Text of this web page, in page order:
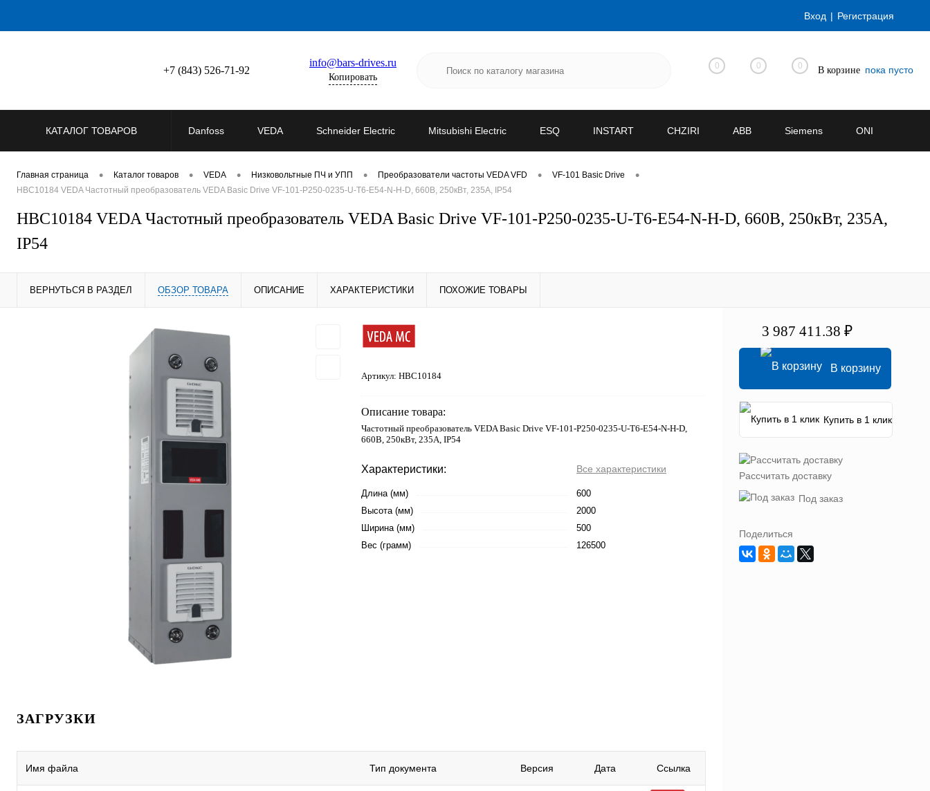
Вход Регистрация
+7 (843) 526-71-92
info@bars-drives.ru
Копировать
0 0 0 В корзине пока пусто
КАТАЛОГ ТОВАРОВ Danfoss VEDA Schneider Electric Mitsubishi Electric ESQ INSTART CHZIRI ABB Siemens ONI
Главная страница • Каталог товаров • VEDA • Низковольтные ПЧ и УПП • Преобразователи частоты VEDA VFD • VF-101 Basic Drive •
HBC10184 VEDA Частотный преобразователь VEDA Basic Drive VF-101-P250-0235-U-T6-E54-N-H-D, 660В, 250кВт, 235А, IP54
HBC10184 VEDA Частотный преобразователь VEDA Basic Drive VF-101-P250-0235-U-T6-E54-N-H-D, 660В, 250кВт, 235А,
IP54
ВЕРНУТЬСЯ В РАЗДЕЛ ОБЗОР ТОВАРА ОПИСАНИЕ ХАРАКТЕРИСТИКИ ПОХОЖИЕ ТОВАРЫ
Артикул: HBC10184
Описание товара:
Частотный преобразователь VEDA Basic Drive VF-101-P250-0235-U-T6-E54-N-H-D,
660В, 250кВт, 235А, IP54
Характеристики: Все характеристики
Длина (мм)
600
Высота (мм)
2000
Ширина (мм)
500
Вес (грамм)
126500
ЗАГРУЗКИ
Имя файла Тип документа Версия Дата Ссылка
3 987 411.38 ₽
В корзину
Купить в 1 клик
Рассчитать доставку
Под заказ
Поделиться